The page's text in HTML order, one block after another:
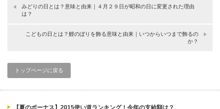
みどりの日とは？意味と由来｜４月２９日が昭和の日に変更された理由
は？
こどもの日とは？鯉のぼりを飾る意味と由来｜いつからいつまで飾るの
か？
トップページに戻る
【夏のボーナス】2015使い道ランキング！今年の支給額は？